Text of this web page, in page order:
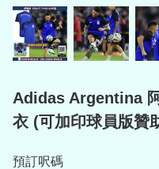
Adidas Argentina
衣 (可加印球員版贊
預訂呎碼